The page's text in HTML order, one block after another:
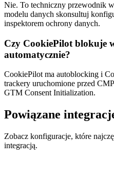
Nie. To techniczny przewodnik
modelu danych skonsultuj
inspektorem ochrony danych.
Czy CookiePilot blokuje
automatycznie?
CookiePilot ma autoblocking i
trackery uruchomione przed
GTM Consent Initialization.
Powiązane
Zobacz konfiguracje, które
integracją.